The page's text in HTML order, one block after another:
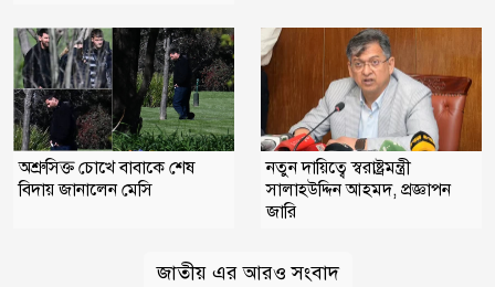
অশ্রুসিক্ত চোখে বাবাকে শেষ
বিদায় জানালেন মেসি
নতুন দায়িত্বে স্বরাষ্ট্রমন্ত্রী
সালাহউদ্দিন আহমদ, প্রজ্ঞাপন
জারি
জাতীয় এর আরও সংবাদ